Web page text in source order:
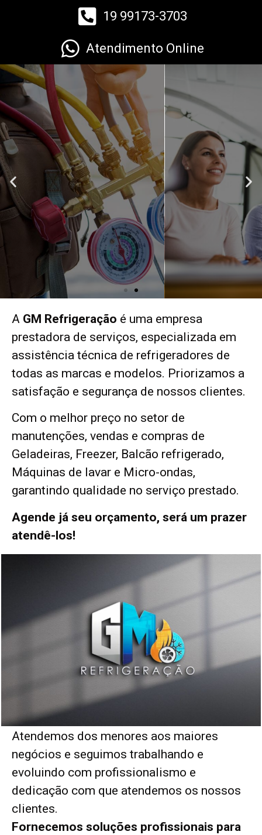
19 99173-3703
Atendimento Online
Atendimento Personalizado
Fazer Orçamento
A GM Refrigeração é uma empresa
prestadora de serviços, especializada em
assistência técnica de refrigeradores de
todas as marcas e modelos. Priorizamos a
satisfação e segurança de nossos clientes.
Com o melhor preço no setor de
manutenções, vendas e compras de
Geladeiras, Freezer, Balcão refrigerado,
Máquinas de lavar e Micro-ondas,
garantindo qualidade no serviço prestado.
Agende já seu orçamento, será um prazer
atendê-los!
Atendemos dos menores aos maiores
negócios e seguimos trabalhando e
evoluindo com profissionalismo e
dedicação com que atendemos os nossos
clientes.
Fornecemos soluções profissionais para